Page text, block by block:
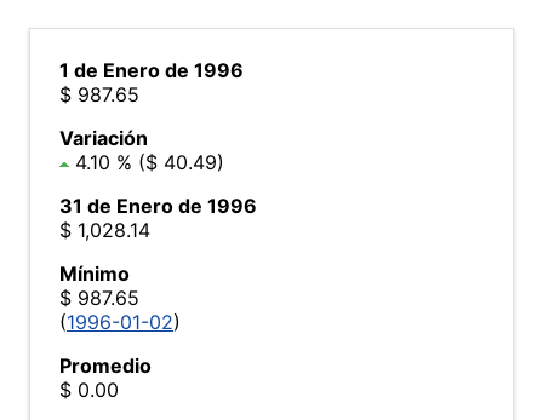
1 de Enero de 1996
$ 987.65
Variación
4.10 % ($ 40.49)
31 de Enero de 1996
$ 1,028.14
Mínimo
$ 987.65
(1996-01-02)
Promedio
$ 0.00